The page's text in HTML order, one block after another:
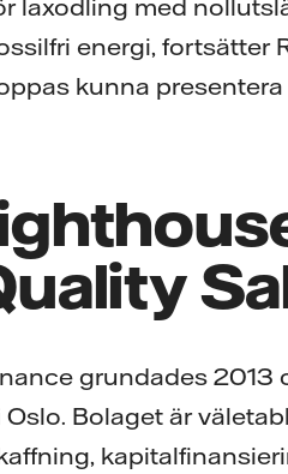
laxodling med
energi, fortsätter
kunna
grundades
Bolaget är